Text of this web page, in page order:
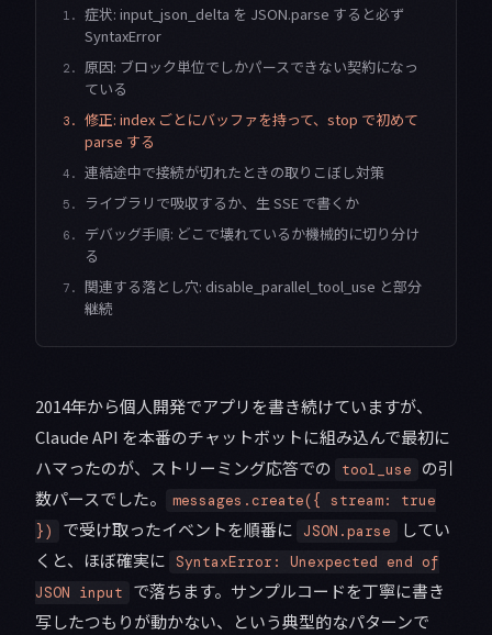
1.
症状: input_json_delta を JSON.parse すると必ず
SyntaxError
2.
原因: ブロック単位でしかパースできない契約になっ
ている
3.
修正: index ごとにバッファを持って、stop で初めて
parse する
4. 連結途中で接続が切れたときの取りこぼし対策
5. ライブラリで吸収するか、生 SSE で書くか
6.
デバッグ手順: どこで壊れているか機械的に切り分け
る
7.
関連する落とし穴: disable_parallel_tool_use と部分
継続
2014年から個人開発でアプリを書き続けていますが、
Claude API を本番のチャットボットに組み込んで最初に
ハマったのが、ストリーミング応答での
tool_use
の引
数パースでした。
messages.create({ stream: true
})
で受け取ったイベントを順番に JSON.parse
してい
くと、ほぼ確実に SyntaxError: Unexpected end of
JSON input
で落ちます。サンプルコードを丁寧に書き
写したつもりが動かない、という典型的なパターンで